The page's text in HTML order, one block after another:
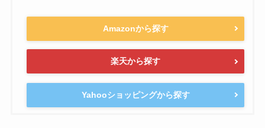
Amazonから探す
楽天から探す
Yahooショッピングから探す